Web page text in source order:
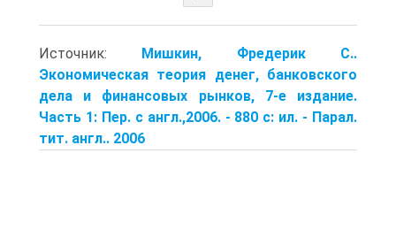
Источник: Мишкин, Фредерик С..
Экономическая теория денег, банковского
дела и финансовых рынков, 7-е издание.
Часть 1: Пер. с англ.,2006. - 880 с: ил. - Парал.
тит. англ.. 2006